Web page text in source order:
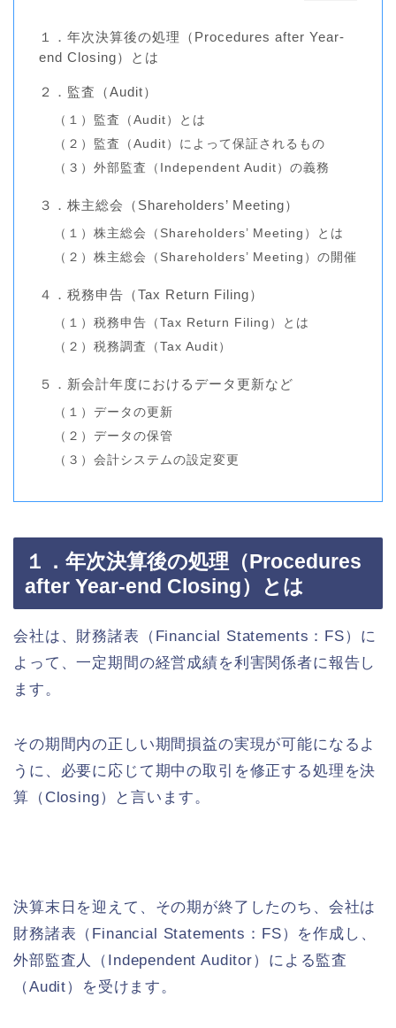
１．年次決算後の処理（Procedures after Year-
end Closing）とは
２．監査（Audit）
（１）監査（Audit）とは
（２）監査（Audit）によって保証されるもの
（３）外部監査（Independent Audit）の義務
３．株主総会（Shareholders’ Meeting）
（１）株主総会（Shareholders’ Meeting）とは
（２）株主総会（Shareholders’ Meeting）の開催
４．税務申告（Tax Return Filing）
（１）税務申告（Tax Return Filing）とは
（２）税務調査（Tax Audit）
５．新会計年度におけるデータ更新など
（１）データの更新
（２）データの保管
（３）会計システムの設定変更
１．年次決算後の処理（Procedures
after Year-end Closing）とは
会社は、財務諸表（Financial Statements：FS）に
よって、一定期間の経営成績を利害関係者に報告し
ます。
その期間内の正しい期間損益の実現が可能になるよ
うに、必要に応じて期中の取引を修正する処理を決
算（Closing）と言います。
決算末日を迎えて、その期が終了したのち、会社は
財務諸表（Financial Statements：FS）を作成し、
外部監査人（Independent Auditor）による監査
（Audit）を受けます。